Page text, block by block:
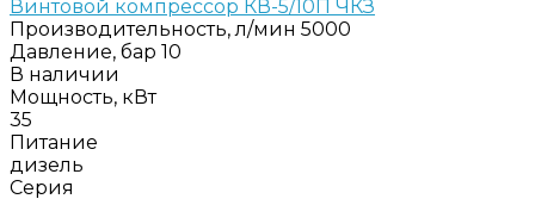
Винтовой компрессор КВ-5/10П ЧКЗ
Производительность, л/мин 5000
Давление, бар 10
В наличии
Мощность, кВт
35
Питание
дизель
Серия